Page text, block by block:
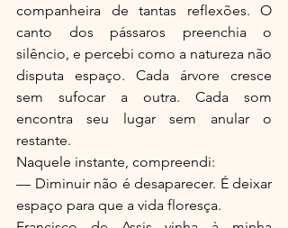
companheira de tantas reflexões. O
canto dos pássaros preenchia o
silêncio, e percebi como a natureza não
disputa espaço. Cada árvore cresce
sem sufocar a outra. Cada som
encontra seu lugar sem anular o
restante.
Naquele instante, compreendi:
— Diminuir não é desaparecer. É deixar
espaço para que a vida floresça.